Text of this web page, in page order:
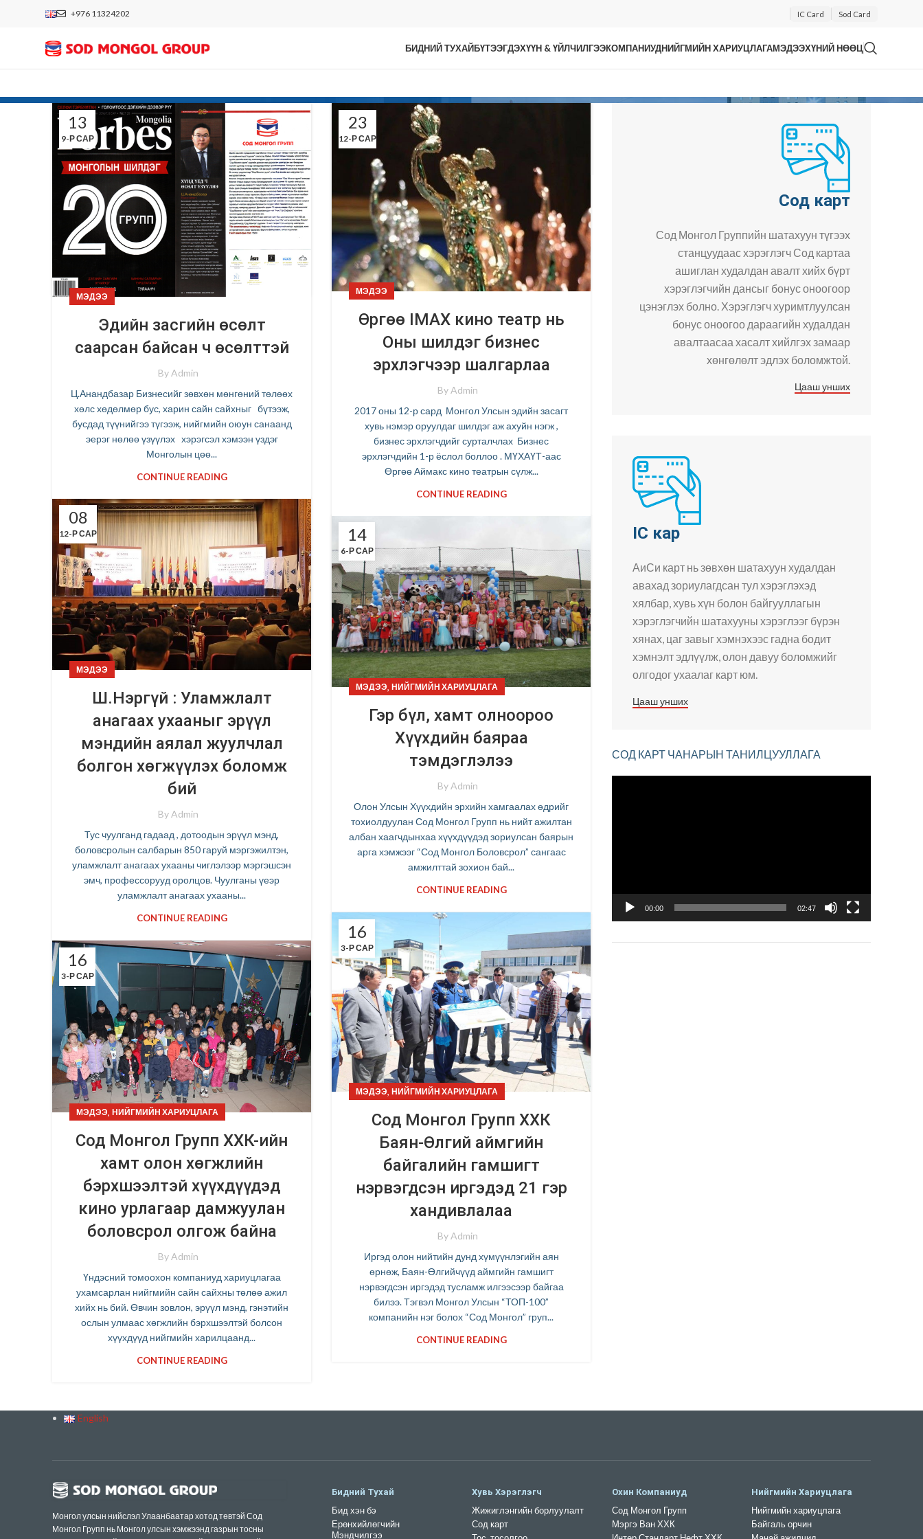
+976 11324202 IC Card Sod Card
БИДНИЙ ТУХАЙБҮТЭЭГДЭХҮҮН & ҮЙЛЧИЛГЭЭКОМПАНИУДНИЙГМИЙН ХАРИУЦЛАГАМЭДЭЭХҮНИЙ НӨӨЦ
13
9-Р САР
МЭДЭЭ
Эдийн засгийн өсөлт
саарсан байсан ч өсөлттэй
By Admin
Ц.Анандбазар Бизнесийг зөвхөн мөнгөний төлөөх
хөлс хөдөлмөр бус, харин сайн сайхныг бүтээж,
бусдад түүнийгээ түгээж, нийгмийн оюун санаанд
эерэг нөлөө үзүүлэх хэрэгсэл хэмээн үздэг
Монголын цөө...
CONTINUE READING
23
12-Р САР
МЭДЭЭ
Өргөө IMAX кино театр нь
Оны шилдэг бизнес
эрхлэгчээр шалгарлаа
By Admin
2017 оны 12-р сард Монгол Улсын эдийн засагт
хувь нэмэр оруулдаг шилдэг аж ахуйн нэгж ,
бизнес эрхлэгчдийг сурталчлах Бизнес
эрхлэгчдийн 1-р ёслол боллоо . МҮХАҮТ-аас
Өргөө Аймакс кино театрын сүлж...
CONTINUE READING
08
12-Р САР
МЭДЭЭ
Ш.Нэргүй : Уламжлалт
анагаах ухааныг эрүүл
мэндийн аялал жуулчлал
болгон хөгжүүлэх боломж
бий
By Admin
Тус чуулганд гадаад , дотоодын эрүүл мэнд,
боловсролын салбарын 850 гаруй мэргэжилтэн,
уламжлалт анагаах ухааны чиглэлээр мэргэшсэн
эмч, профессорууд оролцов. Чуулганы үеэр
уламжлалт анагаах ухааны...
CONTINUE READING
14
6-Р САР
МЭДЭЭ, НИЙГМИЙН ХАРИУЦЛАГА
Гэр бүл, хамт олноороо
Хүүхдийн баяраа
тэмдэглэлээ
By Admin
Олон Улсын Хүүхдийн эрхийн хамгаалах өдрийг
тохиолдуулан Сод Монгол Групп нь нийт ажилтан
албан хаагчдынхаа хүүхдүүдэд зориулсан баярын
арга хэмжээг “Сод Монгол Боловсрол” сангаас
амжилттай зохион бай...
CONTINUE READING
16
3-Р САР
МЭДЭЭ, НИЙГМИЙН ХАРИУЦЛАГА
Сод Монгол Групп ХХК
Баян-Өлгий аймгийн
байгалийн гамшигт
нэрвэгдсэн иргэдэд 21 гэр
хандивлалаа
By Admin
Иргэд олон нийтийн дунд хүмүүнлэгийн аян
өрнөж, Баян-Өлгийчүүд аймгийн гамшигт
нэрвэгдсэн иргэдэд тусламж илгээсээр байгаа
билээ. Тэгвэл Монгол Улсын “ТОП-100”
компанийн нэг болох “Сод Монгол” груп...
CONTINUE READING
16
3-Р САР
МЭДЭЭ, НИЙГМИЙН ХАРИУЦЛАГА
Сод Монгол Групп ХХК-ийн
хамт олон хөгжлийн
бэрхшээлтэй хүүхдүүдэд
кино урлагаар дамжуулан
боловсрол олгож байна
By Admin
Үндэсний томоохон компаниуд хариуцлагаа
ухамсарлан нийгмийн сайн сайхны төлөө ажил
хийх нь бий. Өвчин зовлон, эрүүл мэнд, гэнэтийн
ослын улмаас хөгжлийн бэрхшээлтэй болсон
хүүхдүүд нийгмийн харилцаанд...
CONTINUE READING
Сод карт
Сод Монгол Группийн шатахуун түгээх
станцуудаас хэрэглэгч Сод картаа
ашиглан худалдан авалт хийх бүрт
хэрэглэгчийн дансыг бонус оноогоор
цэнэглэх болно. Хэрэглэгч хуримтлуулсан
бонус оноогоо дараагийн худалдан
авалтаасаа хасалт хийлгэх замаар
хөнгөлөлт эдлэх боломжтой.
Цааш унших
IC кар
АиСи карт нь зөвхөн шатахуун худалдан
авахад зориулагдсан тул хэрэглэхэд
хялбар, хувь хүн болон байгууллагын
хэрэглэгчийн шатахууны хэрэглээг бүрэн
хянах, цаг завыг хэмнэхээс гадна бодит
хэмнэлт эдлүүлж, олон давуу боломжийг
олгодог ухаалаг карт юм.
Цааш унших
СОД КАРТ ЧАНАРЫН ТАНИЛЦУУЛЛАГА
00:00 02:47
English
Монгол улсын нийслэл Улаанбаатар хотод төвтэй Сод
Монгол Групп нь Монгол улсын хэмжээнд газрын тосны
Бидний Тухай
Бид хэн бэ
Ерөнхийлөгчийн
Мэндчилгээ
Хувь Хэрэглэгч
Жижиглэнгийн борлуулалт
Сод карт
Охин Компаниуд
Сод Монгол Групп
Мэргэ Ван ХХК
Нийгмийн Хариуцлага
Нийгмийн хариуцлага
Байгаль орчин